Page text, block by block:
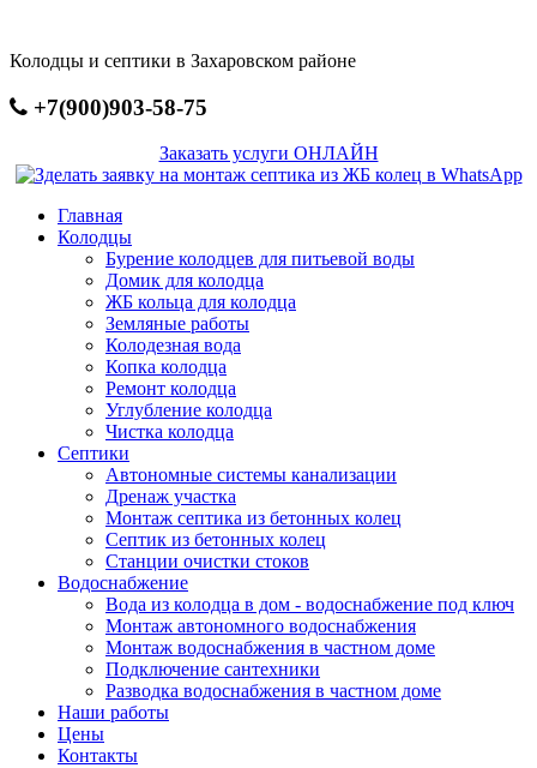
основному
Колодцы и септики в Захаровском районе
+7(900)903-58-75
Заказать услуги ОНЛАЙН
Главная
Колодцы
Бурение колодцев для питьевой воды
Домик для колодца
ЖБ кольца для колодца
Земляные работы
Колодезная вода
Копка колодца
Ремонт колодца
Углубление колодца
Чистка колодца
Септики
Автономные системы канализации
Дренаж участка
Монтаж септика из бетонных колец
Септик из бетонных колец
Станции очистки стоков
Водоснабжение
Вода из колодца в дом - водоснабжение под ключ
Монтаж автономного водоснабжения
Монтаж водоснабжения в частном доме
Подключение сантехники
Разводка водоснабжения в частном доме
Наши работы
Цены
Контакты